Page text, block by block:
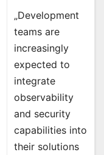
„Development
teams are
increasingly
expected to
integrate
observability
and security
capabilities into
their solutions